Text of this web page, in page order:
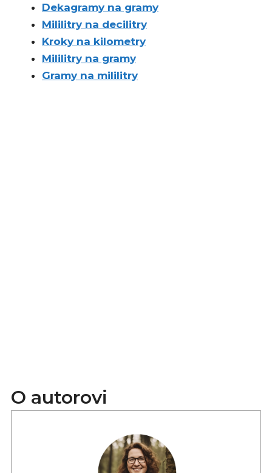
Dekagramy na gramy
Mililitry na decilitry
Kroky na kilometry
Mililitry na gramy
Gramy na mililitry
O autorovi